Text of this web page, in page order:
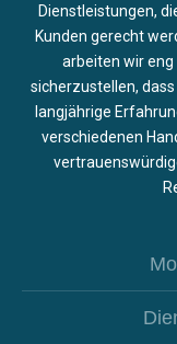
Dienstleistungen,
Kunden gerecht
arbeiten wir
sicherzustellen,
langjährige
verschiedenen